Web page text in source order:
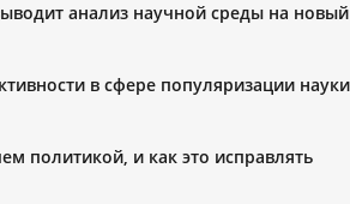
анализ научной среды на
в сфере популяризации науки
политикой, и как это исправлять